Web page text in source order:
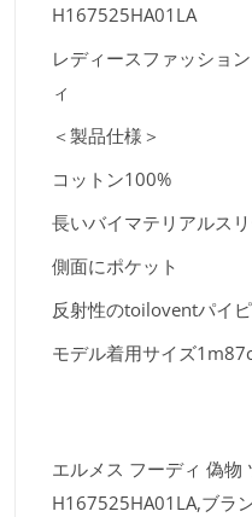
H167525HA01LA
レディースファッショ
ィ
＜製品仕様＞
コットン100%
長いバイマテリアルス
側面にポケット
反射性のtoiloventパイ
モデル着用サイズ
エルメス フーディ 偽物
H167525HA01LA,ブラ